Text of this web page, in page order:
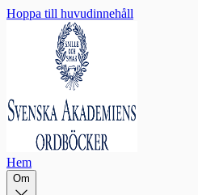
Hoppa till huvudinnehåll
Hem
Om